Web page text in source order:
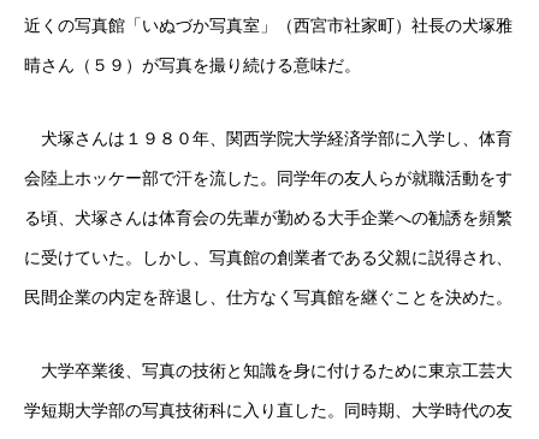
近くの写真館「いぬづか写真室」（西宮市社家町）社長の犬塚雅
晴さん（５９）が写真を撮り続ける意味だ。
犬塚さんは１９８０年、関西学院大学経済学部に入学し、体育
会陸上ホッケー部で汗を流した。同学年の友人らが就職活動をす
る頃、犬塚さんは体育会の先輩が勤める大手企業への勧誘を頻繁
に受けていた。しかし、写真館の創業者である父親に説得され、
民間企業の内定を辞退し、仕方なく写真館を継ぐことを決めた。
大学卒業後、写真の技術と知識を身に付けるために東京工芸大
学短期大学部の写真技術科に入り直した。同時期、大学時代の友